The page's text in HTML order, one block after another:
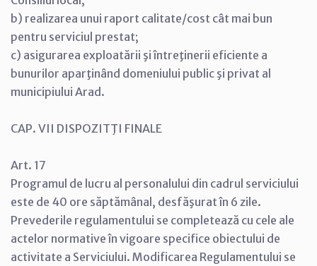
b) realizarea unui raport calitate/cost cât mai bun
pentru serviciul prestat;
c) asigurarea exploatării şi întreţinerii eficiente a
bunurilor aparţinând domeniului public şi privat al
municipiului Arad.
CAP. VII DISPOZITŢI FINALE
Art. 17
Programul de lucru al personalului din cadrul serviciului
este de 40 ore săptămânal, desfăşurat în 6 zile.
Prevederile regulamentului se completează cu cele ale
actelor normative în vigoare specifice obiectului de
activitate a Serviciului. Modificarea Regulamentului se